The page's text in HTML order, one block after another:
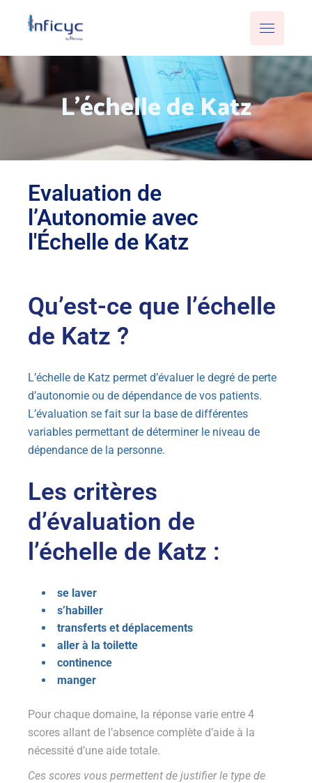
L'échelle de Katz
Evaluation de
l’Autonomie avec
l'Échelle de Katz
Qu’est-ce que l’échelle
de Katz ?
L’échelle de Katz permet d’évaluer le degré de perte
d’autonomie ou de dépendance de vos patients.
L’évaluation se fait sur la base de différentes
variables permettant de déterminer le niveau de
dépendance de la personne.
Les critères
d’évaluation de
l’échelle de Katz :
se laver
s’habiller
transferts et déplacements
aller à la toilette
continence
manger
Pour chaque domaine, la réponse varie entre 4
scores allant de l’absence complète d’aide à la
nécessité d’une aide totale.
Ces scores vous permettent de justifier le type de